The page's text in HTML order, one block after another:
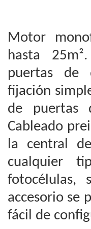
Motor
hasta
puertas de
fijación
de puertas
Cableado
la central
cualquier
fotocélulas,
accesorio se
fácil de